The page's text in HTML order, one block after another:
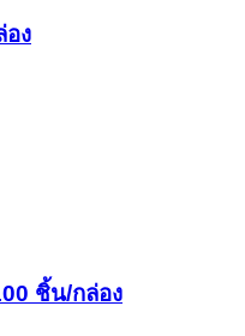
อง
ชิ้น/กล่อง